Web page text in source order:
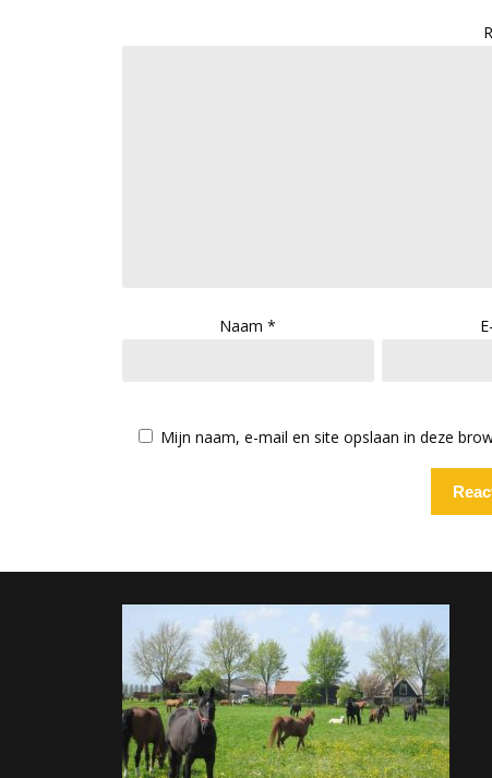
Naam*
Mijn naam, e-mail en site opslaan in deze